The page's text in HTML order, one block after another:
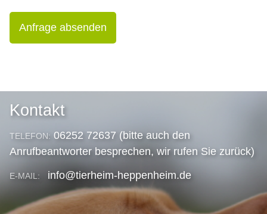
Anfrage absenden
Kontakt
TELEFON: 06252 72637 (bitte auch den
Anrufbeantworter besprechen, wir rufen Sie zurück)
E-MAIL: info@tierheim-heppenheim.de